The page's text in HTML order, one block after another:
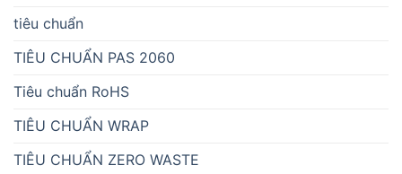
tiêu chuẩn
TIÊU CHUẨN PAS 2060
Tiêu chuẩn RoHS
TIÊU CHUẨN WRAP
TIÊU CHUẨN ZERO WASTE